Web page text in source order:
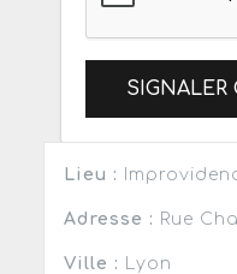
Lieu :
Adresse : Rue
Ville : Lyon